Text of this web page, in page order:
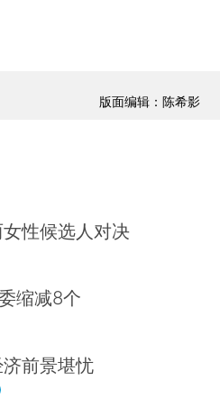
版面编辑：陈希影
性候选人对决
缩减8个
前景堪忧